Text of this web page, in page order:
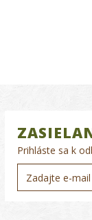
Prihláste sa k